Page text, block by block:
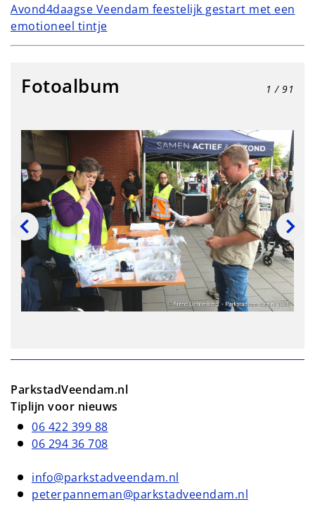
Avond4daagse Veendam feestelijk gestart met een
emotioneel tintje
Fotoalbum 1 / 91
ParkstadVeendam.nl
Tiplijn voor nieuws
06 422 399 88
06 294 36 708
info@parkstadveendam.nl
peterpanneman@parkstadveendam.nl